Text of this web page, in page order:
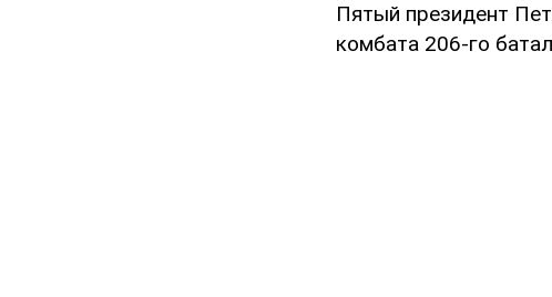
Пятый президент
комбата 206-го